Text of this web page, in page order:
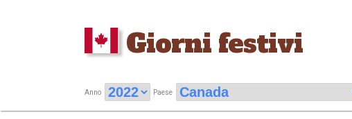
Giorni festivi
Anno Paese